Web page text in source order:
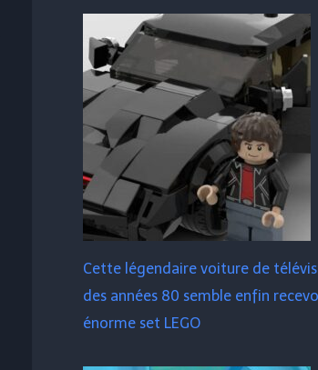
Cette légendaire voiture de
des années 80 semble enfin
énorme set LEGO